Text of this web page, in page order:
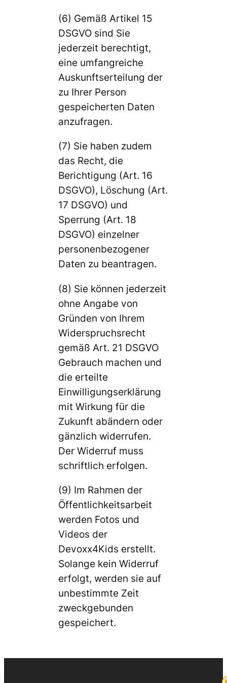
(6) Gemäß Artikel 15
DSGVO sind Sie
jederzeit berechtigt,
eine umfangreiche
Auskunftserteilung der
zu Ihrer Person
gespeicherten Daten
anzufragen.
(7) Sie haben zudem
das Recht, die
Berichtigung (Art. 16
DSGVO), Löschung (Art.
17 DSGVO) und
Sperrung (Art. 18
DSGVO) einzelner
personenbezogener
Daten zu beantragen.
(8) Sie können jederzeit
ohne Angabe von
Gründen von Ihrem
Widerspruchsrecht
gemäß Art. 21 DSGVO
Gebrauch machen und
die erteilte
Einwilligungserklärung
mit Wirkung für die
Zukunft abändern oder
gänzlich widerrufen.
Der Widerruf muss
schriftlich erfolgen.
(9) Im Rahmen der
Öffentlichkeitsarbeit
werden Fotos und
Videos der
Devoxx4Kids erstellt.
Solange kein Widerruf
erfolgt, werden sie auf
unbestimmte Zeit
zweckgebunden
gespeichert.